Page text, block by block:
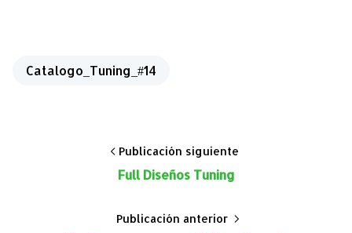
Catalogo_Tuning_#14
Publicación siguiente
Full Diseños Tuning
Publicación anterior